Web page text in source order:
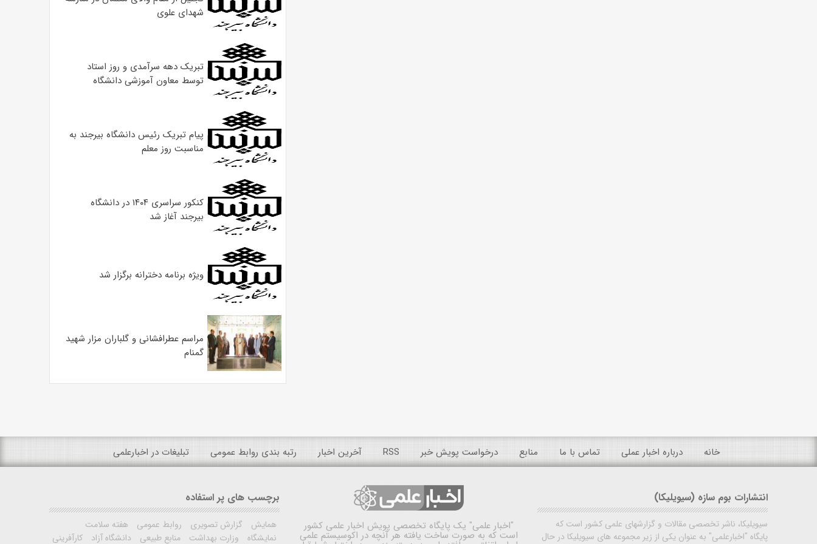
شهدای علوی
تبریک دهه سرآمدی و روز استاد
توسط معاون آموزشی دانشگاه
پیام تبریک رئیس دانشگاه بیرجند به
مناسبت روز معلم
کنکور سراسری ۱۴۰۴ در دانشگاه
بیرجند آغاز شد
ویژه برنامه دخترانه برگزار شد
مراسم عطرافشانی و گلباران مزار شهید
گمنام
خانه درباره اخبار عملی تماس با ما منابع درخواست پویش خبر RSS آخرین اخبار رتبه بندی روابط عمومی تبلیغات در اخبارعلمی
انتشارات بوم سازه (سیویلیکا)
سیویلیکا، ناشر تخصصی مقالات و گزارشهای علمی کشور است که
پایگاه "اخبارعلمی" به عنوان یکی از زیر مجموعه های سیویلیکا در حال
"اخبار علمی" یک پایگاه تخصصی پویش اخبار علمی کشور
است که به صورت ساخت یافته هر آنچه در اکوسیستم علمی
برچسب های پر استفاده
همایش گزارش تصویری روابط عمومی
هفته سلامت
نمایشگاه
وزارت بهداشت منابع طبیعی دانشگاه آزاد کارآفرینی